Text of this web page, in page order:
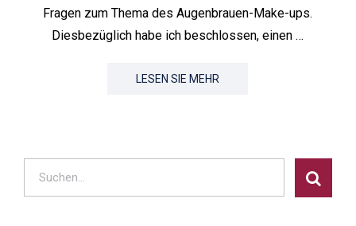
Fragen zum Thema des Augenbrauen-Make-ups.
Diesbezüglich habe ich beschlossen, einen …
LESEN SIE MEHR